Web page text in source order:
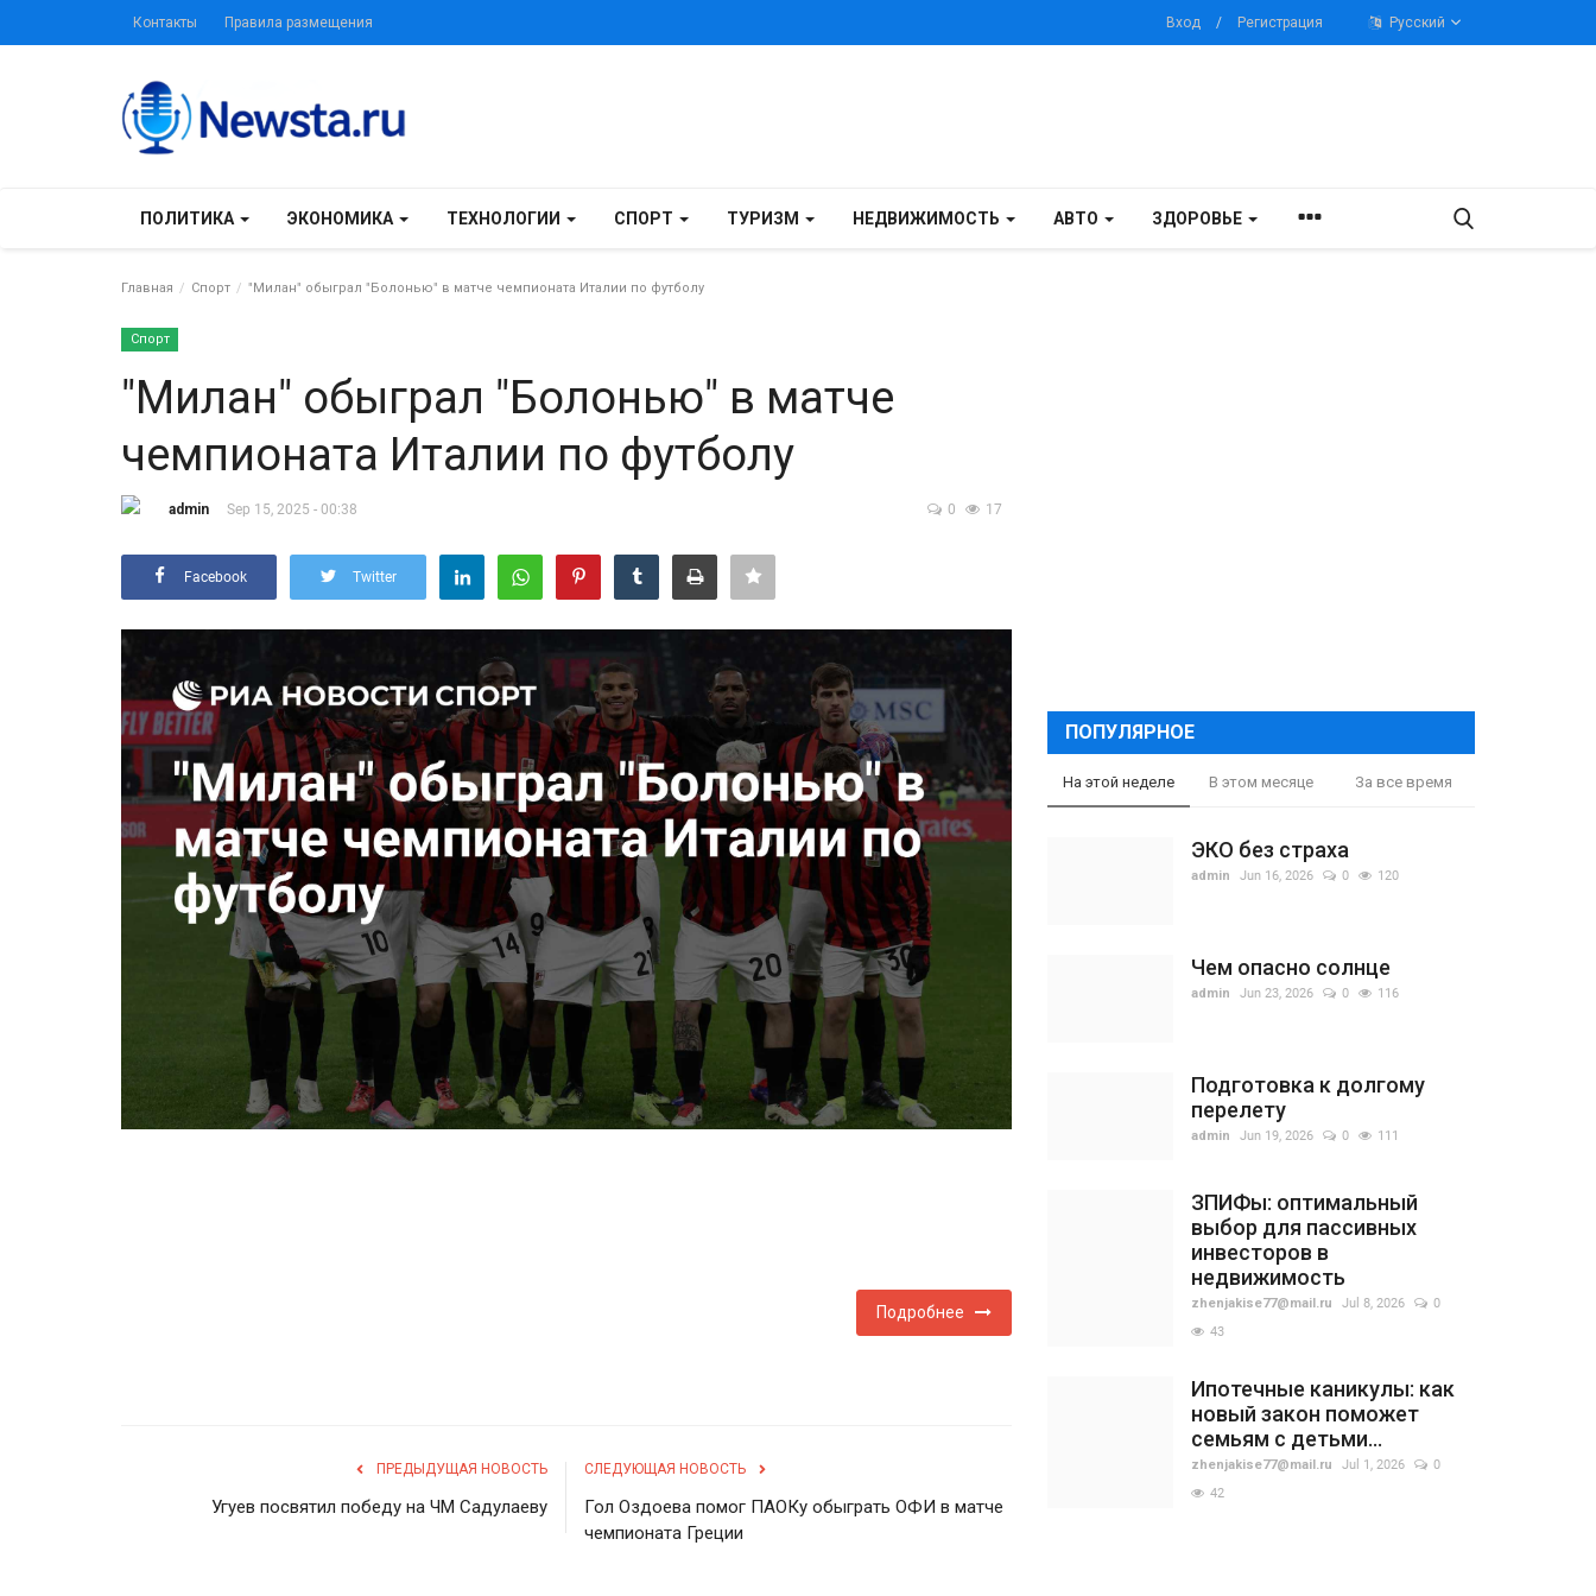
Контакты Правила размещения Вход / Регистрация Русский
ПОЛИТИКА ЭКОНОМИКА ТЕХНОЛОГИИ СПОРТ ТУРИЗМ НЕДВИЖИМОСТЬ АВТО ЗДОРОВЬЕ
Главная Спорт "Милан" обыграл "Болонью" в матче чемпионата Италии по футболу
Спорт
"Милан" обыграл "Болонью" в матче
чемпионата Италии по футболу
admin Sep 15, 2025 - 00:38 0 17
Facebook Twitter
Подробнее
ПРЕДЫДУЩАЯ НОВОСТЬ
Угуев посвятил победу на ЧМ Садулаеву
СЛЕДУЮЩАЯ НОВОСТЬ
Гол Оздоева помог ПАОКу обыграть ОФИ в матче
чемпионата Греции
ПОПУЛЯРНОЕ
На этой неделе В этом месяце За все время
ЭКО без страха
admin Jun 16, 2026 0 120
Чем опасно солнце
admin Jun 23, 2026 0 116
Подготовка к долгому
перелету
admin Jun 19, 2026 0 111
ЗПИФы: оптимальный
выбор для пассивных
инвесторов в
недвижимость
zhenjakise77@mail.ru Jul 8, 2026
0
43
Ипотечные каникулы: как
новый закон поможет
семьям с детьми...
zhenjakise77@mail.ru Jul 1, 2026
0
42